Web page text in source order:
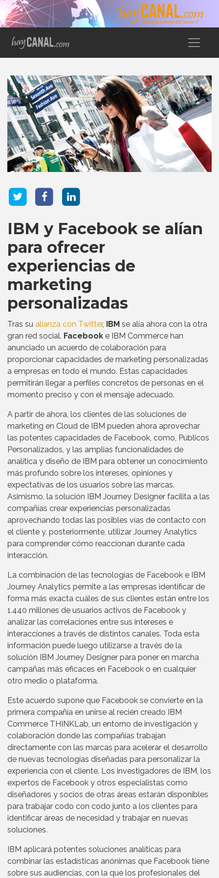
IBM y Facebook se alían
para ofrecer
experiencias de
marketing
personalizadas
Tras su alianza con Twitter, IBM se alía ahora con la otra
gran red social. Facebook e IBM Commerce han
anunciado un acuerdo de colaboración para
proporcionar capacidades de marketing personalizadas
a empresas en todo el mundo. Estas capacidades
permitirán llegar a perfiles concretos de personas en el
momento preciso y con el mensaje adecuado.
A partir de ahora, los clientes de las soluciones de
marketing en Cloud de IBM pueden ahora aprovechar
las potentes capacidades de Facebook, como, Públicos
Personalizados, y las amplias funcionalidades de
analítica y diseño de IBM para obtener un conocimiento
más profundo sobre los intereses, opiniones y
expectativas de los usuarios sobre las marcas.
Asimismo, la solución IBM Journey Designer facilita a las
compañías crear experiencias personalizadas
aprovechando todas las posibles vías de contacto con
el cliente y, posteriormente, utilizar Journey Analytics
para comprender cómo reaccionan durante cada
interacción.
La combinación de las tecnologías de Facebook e IBM
Journey Analytics permite a las empresas identificar de
forma más exacta cuáles de sus clientes están entre los
1.440 millones de usuarios activos de Facebook y
analizar las correlaciones entre sus intereses e
interacciones a través de distintos canales. Toda esta
información puede luego utilizarse a través de la
solución IBM Journey Designer para poner en marcha
campañas más eficaces en Facebook o en cualquier
otro medio o plataforma.
Este acuerdo supone que Facebook se convierte en la
primera compañía en unirse al recién creado IBM
Commerce THINKLab, un entorno de investigación y
colaboración donde las compañías trabajan
directamente con las marcas para acelerar el desarrollo
de nuevas tecnologías diseñadas para personalizar la
experiencia con el cliente. Los investigadores de IBM, los
expertos de Facebook y otros especialistas como
diseñadores y socios de otras áreas estarán disponibles
para trabajar codo con codo junto a los clientes para
identificar áreas de necesidad y trabajar en nuevas
soluciones.
IBM aplicará potentes soluciones analíticas para
combinar las estadísticas anónimas que Facebook tiene
sobre sus audiencias, con la que los profesionales del